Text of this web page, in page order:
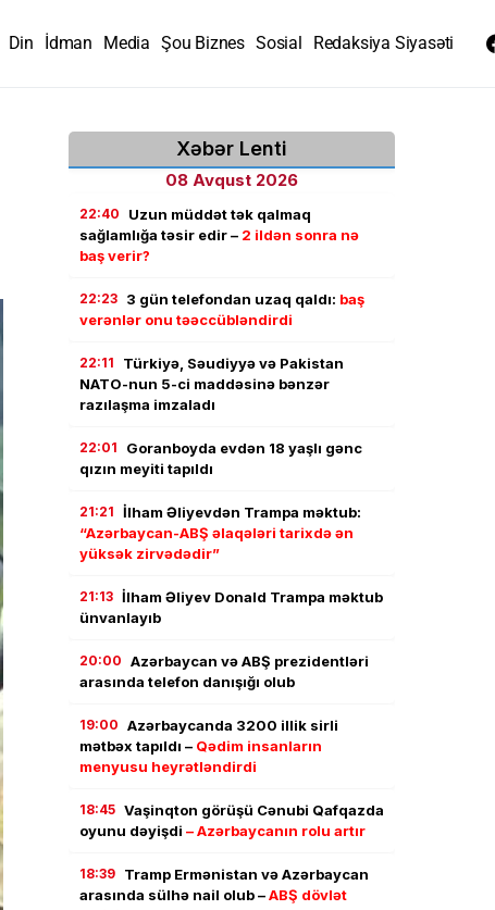
Din İdman Media Şou Biznes Sosial Redaksiya Siyasəti
Xəbər Lenti
08 Avqust 2026
22:40
Uzun müddət tək qalmaq
sağlamlığa təsir edir – 2 ildən sonra nə
baş verir?
22:23 3 gün telefondan uzaq qaldı: baş
verənlər onu təəccübləndirdi
22:11
Türkiyə, Səudiyyə və Pakistan
NATO-nun 5-ci maddəsinə bənzər
razılaşma imzaladı
22:01
Goranboyda evdən 18 yaşlı gənc
qızın meyiti tapıldı
21:21 İlham Əliyevdən Trampa məktub:
“Azərbaycan-ABŞ əlaqələri tarixdə ən
yüksək zirvədədir”
21:13 İlham Əliyev Donald Trampa məktub
ünvanlayıb
20:00 Azərbaycan və ABŞ prezidentləri
arasında telefon danışığı olub
19:00 Azərbaycanda 3200 illik sirli
mətbəx tapıldı – Qədim insanların
menyusu heyrətləndirdi
18:45 Vaşinqton görüşü Cənubi Qafqazda
oyunu dəyişdi – Azərbaycanın rolu artır
18:39 Tramp Ermənistan və Azərbaycan
arasında sülhə nail olub –ABŞ dövlət